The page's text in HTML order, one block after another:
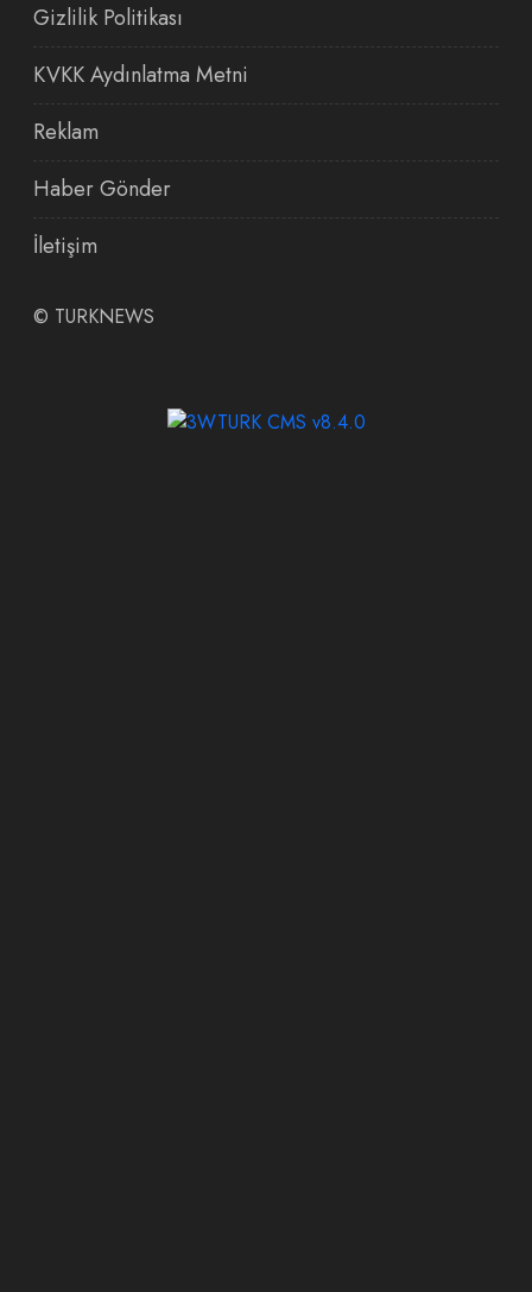
Gizlilik Politikası
KVKK Aydınlatma Metni
Reklam
Haber Gönder
İletişim
© TURKNEWS